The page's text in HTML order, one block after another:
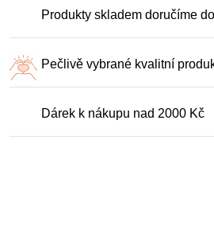
Produkty skladem doručíme
Pečlivě vybrané kvalitní
Dárek k nákupu nad 2000 Kč